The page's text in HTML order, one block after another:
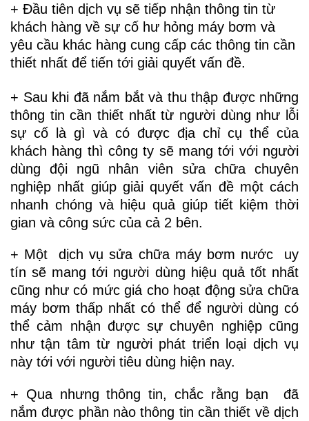
+ Đầu tiên dịch vụ sẽ tiếp nhận thông tin từ
khách hàng về sự cố hư hỏng máy bơm và
yêu cầu khác hàng cung cấp các thông tin cần
thiết nhất để tiến tới giải quyết vấn đề.
+ Sau khi đã nắm bắt và thu thập được những
thông tin cần thiết nhất từ người dùng như lỗi
sự cố là gì và có được địa chỉ cụ thể của
khách hàng thì công ty sẽ mang tới với người
dùng đội ngũ nhân viên sửa chữa chuyên
nghiệp nhất giúp giải quyết vấn đề một cách
nhanh chóng và hiệu quả giúp tiết kiệm thời
gian và công sức của cả 2 bên.
+ Một dịch vụ sửa chữa máy bơm nước uy
tín sẽ mang tới người dùng hiệu quả tốt nhất
cũng như có mức giá cho hoạt động sửa chữa
máy bơm thấp nhất có thể để người dùng có
thể cảm nhận được sự chuyên nghiệp cũng
như tận tâm từ người phát triển loại dịch vụ
này tới với người tiêu dùng hiện nay.
+ Qua nhưng thông tin, chắc rằng bạn đã
nắm được phần nào thông tin cần thiết về dịch